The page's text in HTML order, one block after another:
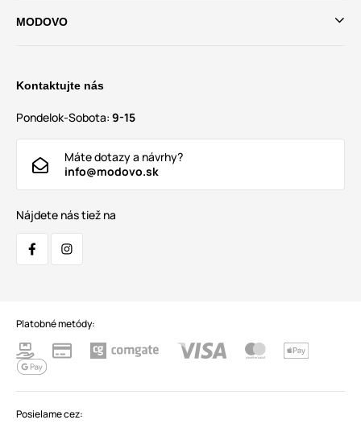
MODOVO
Kontaktujte nás
Pondelok-Sobota: 9-15
Máte dotazy a návrhy?
info@modovo.sk
Nájdete nás tiež na
Platobné metódy:
Posielame cez: